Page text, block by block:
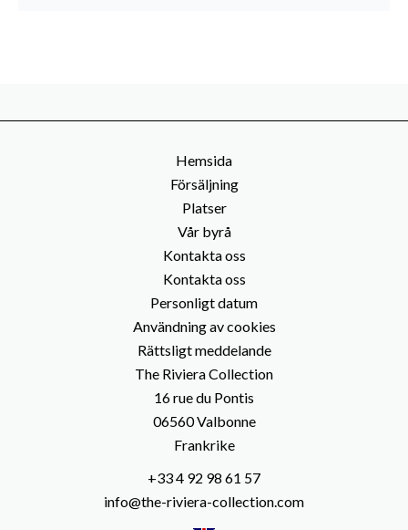
Hemsida
Försäljning
Platser
Vår byrå
Kontakta oss
Kontakta oss
Personligt datum
Användning av cookies
Rättsligt meddelande
The Riviera Collection
16 rue du Pontis
06560Valbonne
Frankrike
+33 4 92 98 61 57
info@the-riviera-collection.com